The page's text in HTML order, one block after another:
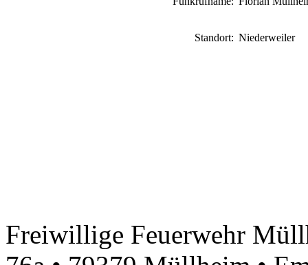
Standort: Niederweiler
Freiwillige Feuerwehr